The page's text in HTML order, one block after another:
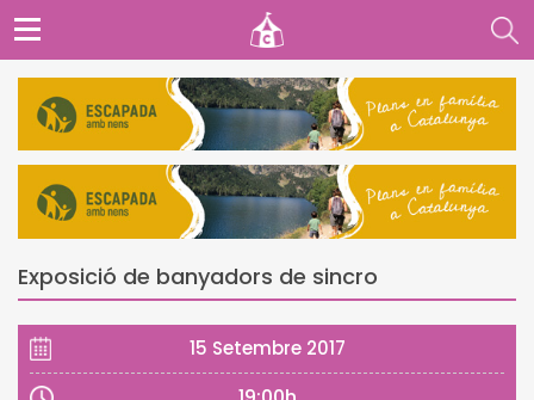
Exposició de banyadors de sincro
15 Setembre 2017